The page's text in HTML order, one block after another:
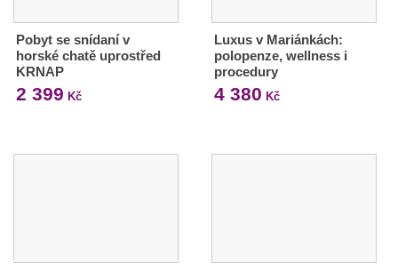
Pobyt se snídaní v
horské chatě uprostřed
KRNAP
2 399 Kč
Luxus v Mariánkách:
polopenze, wellness i
procedury
4 380 Kč